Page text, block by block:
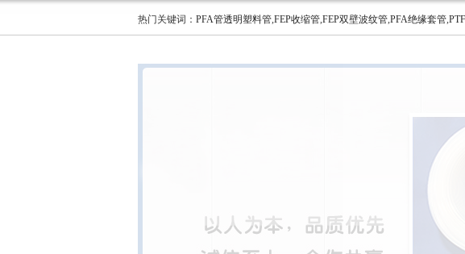
热门关键词： PFA管透明塑料管,FEP收缩管,FEP双壁波纹管,PFA绝缘套管,